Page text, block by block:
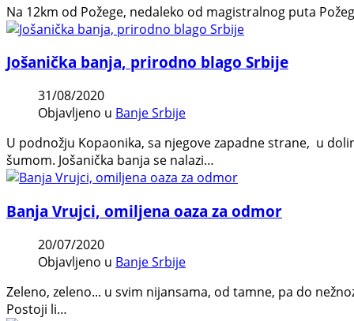
Na 12km od Požege, nedaleko od magistralnog puta
Jošanička banja, prirodno blago Srbije
31/08/2020
Objavljeno u Banje Srbije
U podnožju Kopaonika, sa njegove zapadne strane, u
šumom. Jošanička banja se nalazi…
Banja Vrujci, omiljena oaza za odmor
20/07/2020
Objavljeno u Banje Srbije
Zeleno, zeleno... u svim nijansama, od tamne, pa do
Postoji li…